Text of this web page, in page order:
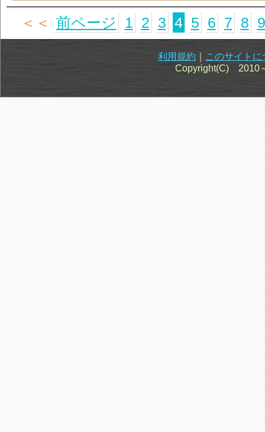
＜＜ 前ページ 1 2 3 4 5 6 7 8 9
利用規約
このサイトに
Copyright(C) 2010